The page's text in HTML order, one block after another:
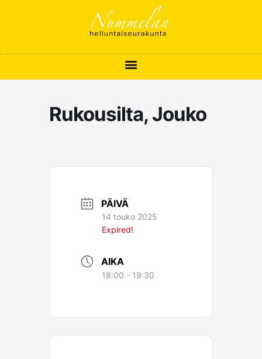
Rukousilta, Jouko
PÄIVÄ
14 touko 2025
Expired!
AIKA
18:00 - 19:30